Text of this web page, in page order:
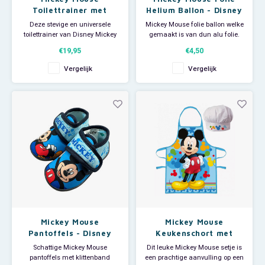
Toilettrainer met
Handvaten
Deze stevige en universele
toilettrainer van Disney Mickey
zelfstandig leren toiletteren. De
toiletverkleiner is van kunststof,
heeft anti-slip en 2 stevige
handvaten zodat uw kindje zich
€19,95
Vergelijk
Helium Ballon - Disney
Mickey Mouse folie ballon welke
gemaakt is van dun alu folie.
met lucht of helium en is
hervulbaar. Een 'klepje' zorgt
ervoor dat er geen gas ontsnapt.
Doorsnede: ca 43 cm.
€4,50
Vergelijk
Mickey Mouse
Pantoffels - Disney
Schattige Mickey Mouse
pantoffels met klittenband
Mickey Mouse
Keukenschort met
Koksmuts - Disney
Dit leuke Mickey Mouse setje is
een prachtige aanvulling op een